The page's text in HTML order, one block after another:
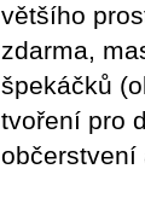
většího
zdarma,
špekáčků
tvoření pro
občerstvení